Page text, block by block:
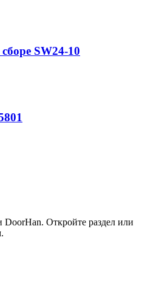
SW24-10
Откройте раздел или